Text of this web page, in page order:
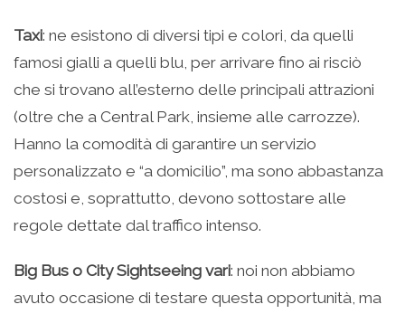
Taxi: ne esistono di diversi tipi e colori, da quelli
famosi gialli a quelli blu, per arrivare fino ai risciò
che si trovano all’esterno delle principali attrazioni
(oltre che a Central Park, insieme alle carrozze).
Hanno la comodità di garantire un servizio
personalizzato e “a domicilio”, ma sono abbastanza
costosi e, soprattutto, devono sottostare alle
regole dettate dal traffico intenso.
Big Bus o City Sightseeing vari: noi non abbiamo
avuto occasione di testare questa opportunità, ma